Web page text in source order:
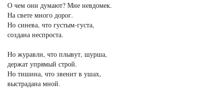
О чем они думают? Мне невдомек.
На свете много дорог.
Но синева, что густым-густа,
создана неспроста.
Но журавли, что плывут, шурша,
держат упрямый строй.
Но тишина, что звенит в ушах,
выстрадана мной.